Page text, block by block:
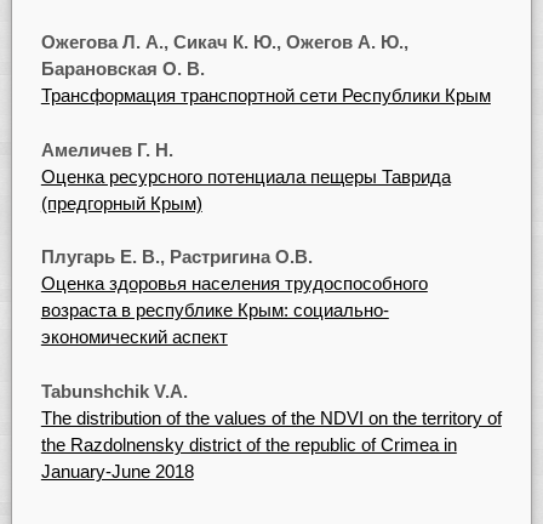
Ожегова Л. А., Сикач К. Ю., Ожегов А. Ю.,
Барановская О. В.
Трансформация транспортной сети Республики Крым
Амеличев Г. Н.
Оценка ресурсного потенциала пещеры Таврида
(предгорный Крым)
Плугарь Е. В., Растригина О.В.
Оценка здоровья населения трудоспособного
возраста в республике Крым: социально-
экономический аспект
Tabunshchik V.A.
The distribution of the values of the NDVI on the territory of
the Razdolnensky district of the republic of Crimea in
January-June 2018